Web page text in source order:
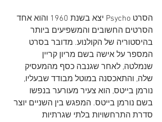
הסרט Psycho יצא בשנת 1960 והוא אחד
הסרטים החשובים והמשפיעים ביותר
בהיסטוריה של הקולנוע. מדובר בסרט
המספר על אישה בשם מריון קריין
שנמלטה, לאחר שגנבה כסף מהמעסיק
שלה, והתאכסנה במוטל מבודד שבעליו,
נורמן בייטס, הוא צעיר מעורער בנפשו
בשם נורמן בייטס. המפגש בין השניים יוצר
סדרת התרחשויות בלתי שגרתיות